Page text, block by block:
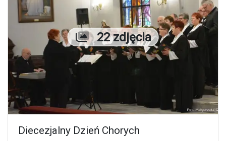
Liczba zdjęć
22 zdjęcia
Diecezjalny Dzień Chorych